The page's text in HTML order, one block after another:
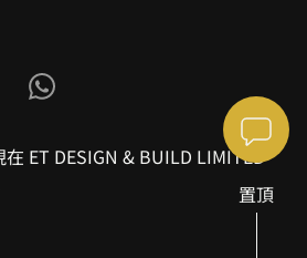
ET DESIGN & BUILD LIMITED
置頂